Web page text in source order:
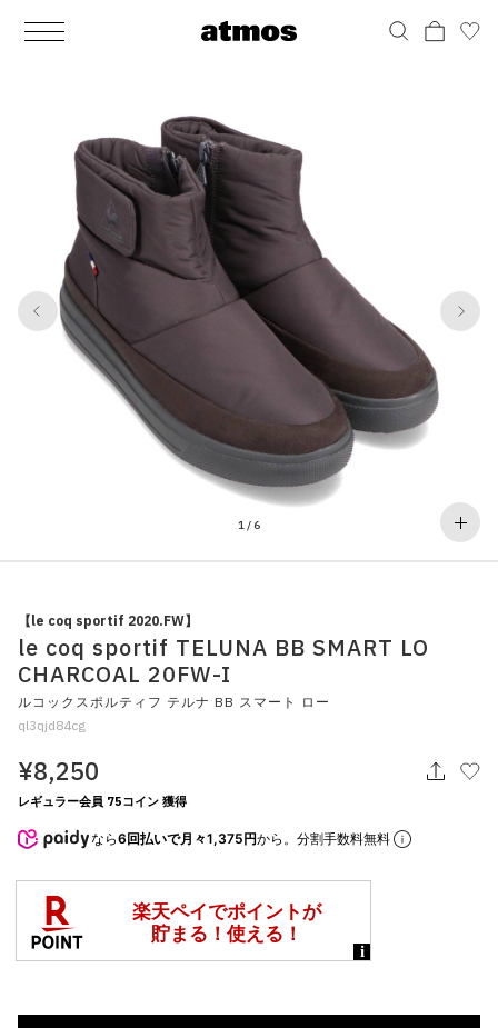
MEN
シューズ
ウェア
バッグ
アクセサリー
その他
アディダス ピックアップ
シューズ
スニーカー
ブーツ
サンダル
その他
すべてのシューズ
ライフスタイルランニング
ウェア
トップス
アウター
パンツ
ソックス
アンダーウェア
バッグ
バックパック / リュック
ショルダー / メッセンジャーバッグ
トート / エコバッグ
クラッチ / セカンドバッグ
ウエストバッグ
すべてのバッグ
アクセサリー
ポーチ / ウォレット
グッズ / アクセサリー
その他
すべてのアクセサリー
その他
シューケア / グッズ
おもちゃ / フィギュア
その他
すべてのその他
WOMENS
シューズ
ウェア
バッグ
アクセサリー
その他
アディダス ピックアップ
シューズ
スニーカー
ブーツ
サンダル / パンプス
その他
すべてのシューズ
ライフスタイルランニング
ウェア
トップス
アウター
パンツ
ワンピース
スカート
ソックス
アンダーウェア
すべてのウェア
バッグ
バックパック / リュック
ショルダー / メッセンジャーバッグ
トート / エコバッグ
クラッチ / セカンドバッグ
ウエストバッグ
すべてのバッグ
アクセサリー
ポーチ / ウォレット
グッズ / アクセサリー
その他
すべてのアクセサリー
その他
シューケア / グッズ
おもちゃ / フィギュア
その他
すべてのその他
1 /6
1 6
【le coq sportif 2020.FW】
le coq sportif TELUNA BB SMART LO
CHARCOAL 20FW-I
ルコックスポルティフ テルナ BB スマート ロー
ql3qjd84cg
¥8,250
レギュラー会員 75コイン 獲得
なら6回払いで月々1,375円から。分割手数料無料